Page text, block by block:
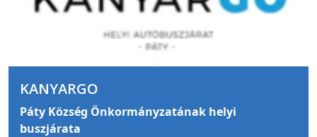
KANYARGO
Páty Község Önkormányzatának helyi
buszjárata